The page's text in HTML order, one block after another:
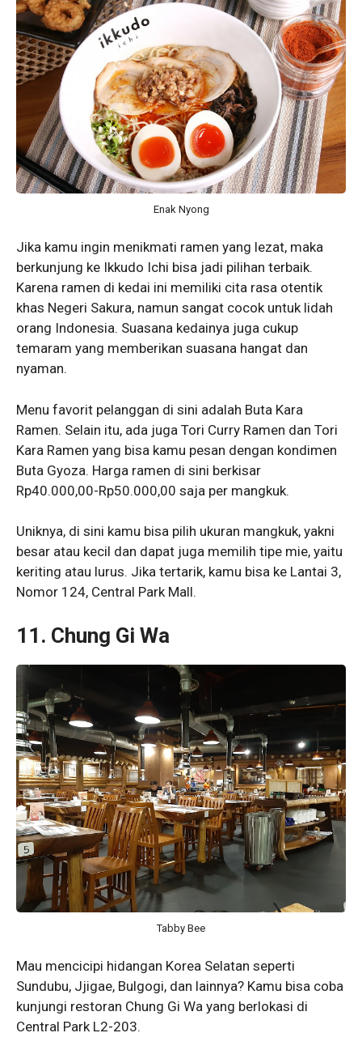
Enak Nyong
Jika kamu ingin menikmati ramen yang lezat, maka
berkunjung ke Ikkudo Ichi bisa jadi pilihan terbaik.
Karena ramen di kedai ini memiliki cita rasa otentik
khas Negeri Sakura, namun sangat cocok untuk lidah
orang Indonesia. Suasana kedainya juga cukup
temaram yang memberikan suasana hangat dan
nyaman.
Menu favorit pelanggan di sini adalah Buta Kara
Ramen. Selain itu, ada juga Tori Curry Ramen dan Tori
Kara Ramen yang bisa kamu pesan dengan kondimen
Buta Gyoza. Harga ramen di sini berkisar
Rp40.000,00-Rp50.000,00 saja per mangkuk.
Uniknya, di sini kamu bisa pilih ukuran mangkuk, yakni
besar atau kecil dan dapat juga memilih tipe mie, yaitu
keriting atau lurus. Jika tertarik, kamu bisa ke Lantai 3,
Nomor 124, Central Park Mall.
11. Chung Gi Wa
Tabby Bee
Mau mencicipi hidangan Korea Selatan seperti
Sundubu, Jjigae, Bulgogi, dan lainnya? Kamu bisa coba
kunjungi restoran Chung Gi Wa yang berlokasi di
Central Park L2-203.